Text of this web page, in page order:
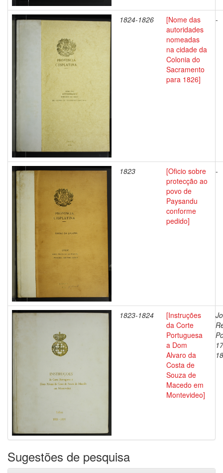
1824-1826
[Nome das
autoridades
nomeadas
na cidade da
Colonia do
Sacramento
para 1826]
-
1823
[Oficio sobre
protecção ao
povo de
Paysandu
conforme
pedido]
-
1823-1824
[Instruções
da Corte
Portuguesa
a Dom
Alvaro da
Costa de
Souza de
Macedo em
Montevideo]
Sugestões de pesquisa